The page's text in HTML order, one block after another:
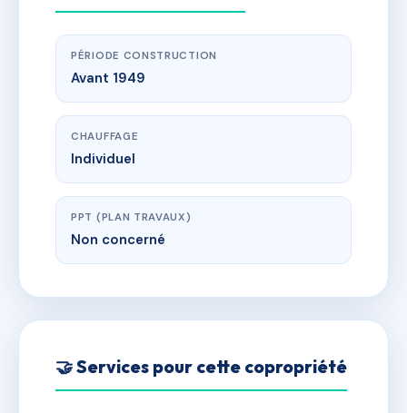
PÉRIODE CONSTRUCTION
Avant 1949
CHAUFFAGE
Individuel
PPT (PLAN TRAVAUX)
Non concerné
🤝 Services pour cette copropriété